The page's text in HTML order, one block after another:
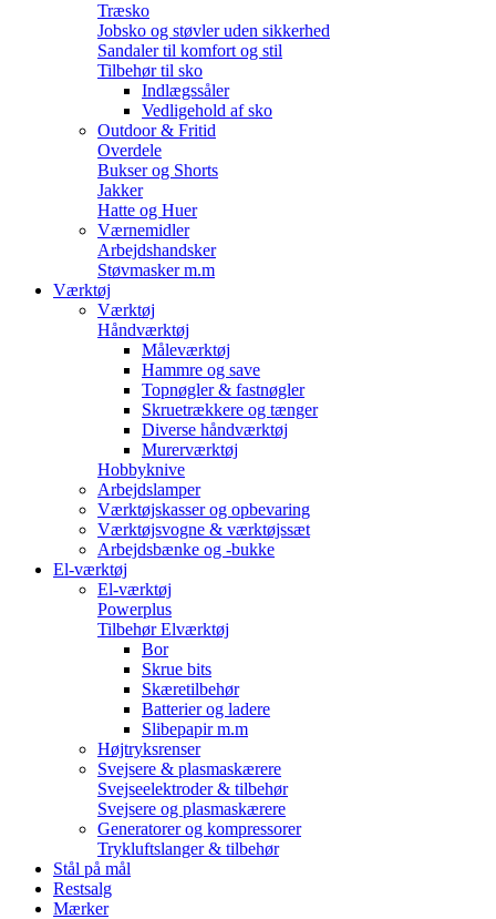
Træsko
Jobsko og støvler uden sikkerhed
Sandaler til komfort og stil
Tilbehør til sko
Indlægssåler
Vedligehold af sko
Outdoor & Fritid
Overdele
Bukser og Shorts
Jakker
Hatte og Huer
Værnemidler
Arbejdshandsker
Støvmasker m.m
Værktøj
Værktøj
Håndværktøj
Måleværktøj
Hammre og save
Topnøgler & fastnøgler
Skruetrækkere og tænger
Diverse håndværktøj
Murerværktøj
Hobbyknive
Arbejdslamper
Værktøjskasser og opbevaring
Værktøjsvogne & værktøjssæt
Arbejdsbænke og -bukke
El-værktøj
El-værktøj
Powerplus
Tilbehør Elværktøj
Bor
Skrue bits
Skæretilbehør
Batterier og ladere
Slibepapir m.m
Højtryksrenser
Svejsere & plasmaskærere
Svejseelektroder & tilbehør
Svejsere og plasmaskærere
Generatorer og kompressorer
Trykluftslanger & tilbehør
Stål på mål
Restsalg
Mærker